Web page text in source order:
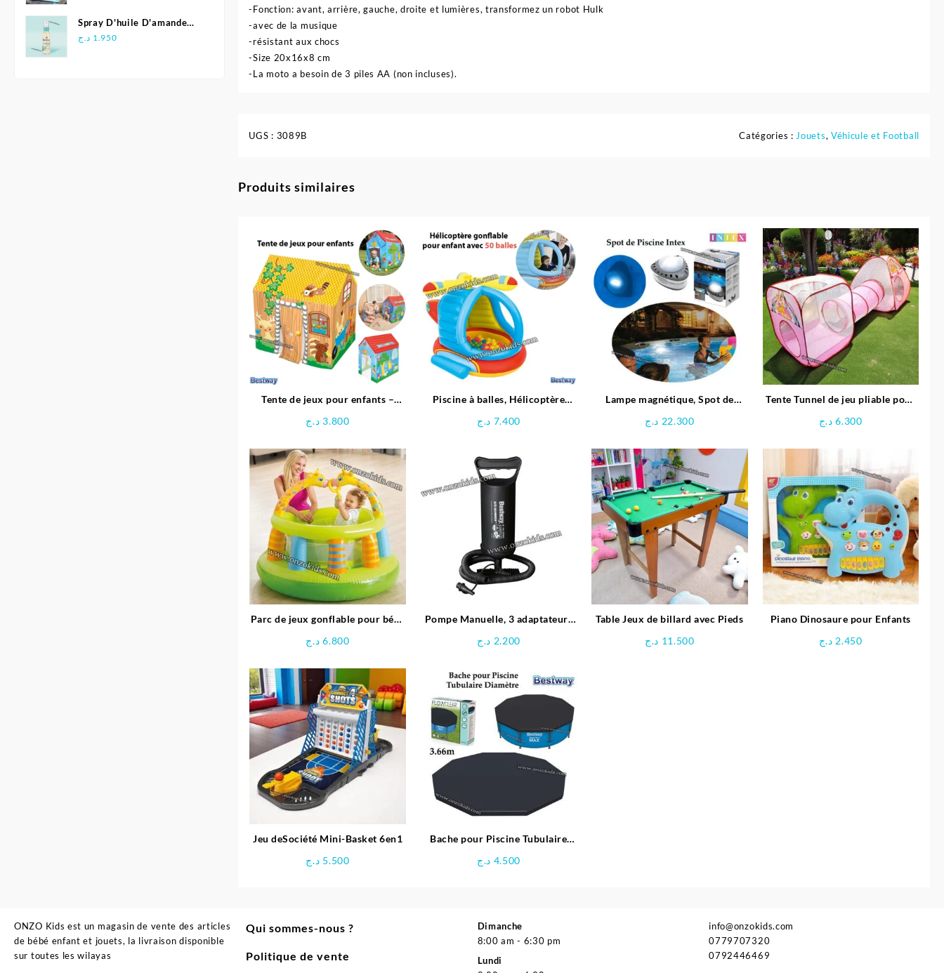
Spray D'huile D'amande
Douce - Biolane
1.950 د.ج
-Fonction: avant, arrière, gauche, droite et lumières, transformez un robot Hulk
-avec de la musique
-résistant aux chocs
-Size 20x16x8 cm
-La moto a besoin de 3 piles AA (non incluses).
UGS : 3089B Catégories :Jouets, Véhicule et Football
Produits similaires
Tente de jeux pour enfants –
3.800 د.ج
Piscine à balles, Hélicoptère
– Bestway
7.400 د.ج
Lampe magnétique, Spot de
22.300 د.ج
Tente Tunnel de jeu pliable pour
6.300 د.ج
Parc de jeux gonflable pour bébé
6.800 د.ج
Pompe Manuelle, 3 adaptateurs
2.200 د.ج
Table Jeux de billard avec Pieds
11.500 د.ج
Piano Dinosaure pour Enfants
2.450 د.ج
Jeu deSociété Mini-Basket 6en1
5.500 د.ج
Bache pour Piscine Tubulaire
4.500 د.ج
ONZO Kids est un magasin de vente des articles
de bébé enfant et jouets, la livraison disponible
sur toutes les wilayas
Qui sommes-nous ?
Politique de vente
Dimanche
8:00 am - 6:30 pm
Lundi
info@onzokids.com
0779707320
0792446469